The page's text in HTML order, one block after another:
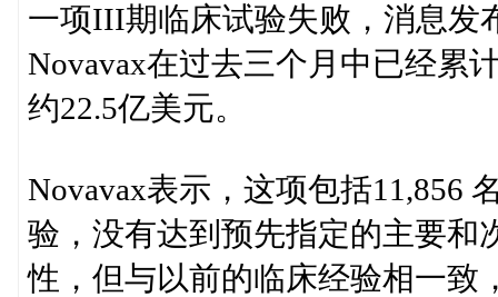
一项III期临床试验失败，消息发
Novavax在过去三个月中已经累
约22.5亿美元。
Novavax表示，这项包括11,856
验，没有达到预先指定的主要和
性，但与以前的临床经验相一致